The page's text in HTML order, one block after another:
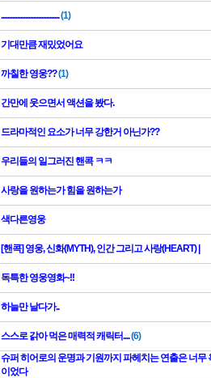
....................................(1)
기대만큼 재밌었어요
까칠한 영웅??(1)
간만에 웃으면서 액션을 봤다.
드라마적인 요소가 너무 강한거 아닌가??
우리들의 일그러진 핸콕 ㅋㅋ
사랑을 원하는가 힘을 원하는가
색다른영웅
[핸콕] 영웅, 신화(MYTH), 인간 그리고 사랑(HEART) |
독특한 영웅영화~!!
하늘만 날다가..
스스로 갉아 먹은 매력적 캐릭터....(6)
슈퍼 히어로의 운명과 기원까지 파헤치는 연출은 너무
이었다